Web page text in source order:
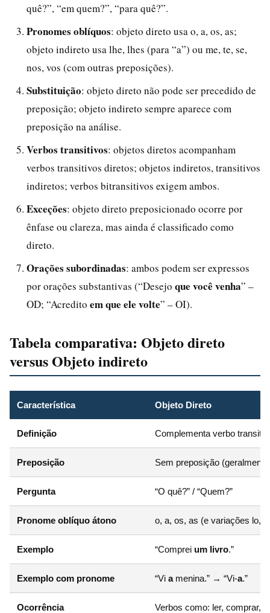
quê?”, “em quem?”, “para quê?”.
Pronomes oblíquos: objeto direto usa o, a, os, as;
objeto indireto usa lhe, lhes (para “a”) ou me, te, se,
nos, vos (com outras preposições).
Substituição: objeto direto não pode ser precedido de
preposição; objeto indireto sempre aparece com
preposição na análise.
Verbos transitivos: objetos diretos acompanham
verbos transitivos diretos; objetos indiretos, transitivos
indiretos; verbos bitransitivos exigem ambos.
Exceções: objeto direto preposicionado ocorre por
ênfase ou clareza, mas ainda é classificado como
direto.
Orações subordinadas: ambos podem ser expressos
por orações substantivas (“Desejo que você venha” –
OD; “Acredito em que ele volte” – OI).
Tabela comparativa: Objeto direto
versus Objeto indireto
Característica Objeto Direto
Definição Complementa verbo
Preposição Sem preposição
Pergunta “O quê?” / “Quem?”
Pronome oblíquo átono o, a, os, as (e variações lo,
Exemplo “Comprei um livro.”
Exemplo com pronome “Vi amenina.” → “Vi-a.”
Ocorrência Verbos como: ler, comprar,